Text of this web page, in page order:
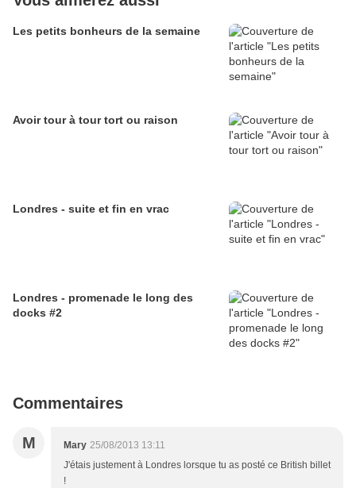
Les petits bonheurs de la semaine
Avoir tour à tour tort ou raison
Londres - suite et fin en vrac
Londres - promenade le long des
docks #2
Commentaires
M Mary 25/08/2013 13:11
J'étais justement à Londres lorsque tu as posté ce British billet
!